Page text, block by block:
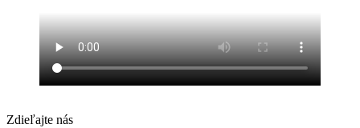
Zdieľajte nás